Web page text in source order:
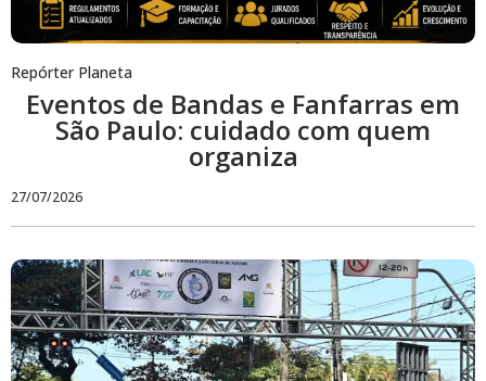
Repórter Planeta
Eventos de Bandas e Fanfarras em
São Paulo: cuidado com quem
organiza
27/07/2026